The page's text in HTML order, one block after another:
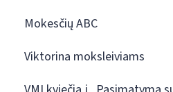
Mokesčių ABC
Viktorina moksleiviams